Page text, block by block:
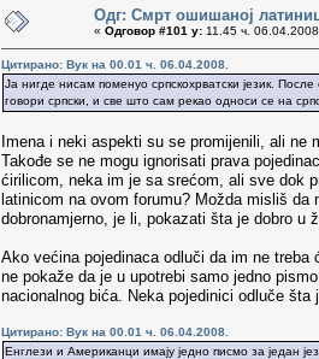
Одг: Смрт ошишаној
« Одговор #101 у: 11.45 ч.
Цитирано: Вук на 00.01 ч. 06.04.2008.
Ја нигде нисам поменуо српскохрватски језик.
говори српски, и све што сам рекао односи се на
Imena i neki aspekti su se promijenili, ali ne
Takođe se ne mogu ignorisati prava
ćirilicom, neka im je sa srećom, ali sve dok
latinicom na ovom forumu? Možda misliš
dobronamjerno, je li, pokazati šta je dobro u
Ako većina pojedinaca odluči da im ne
ne pokaže da je u upotrebi samo jedno
nacionalnog bića. Neka pojedinici odluče
Цитирано: Вук на 00.01 ч. 06.04.2008.
Енглези и Американци имају једно писмо за један